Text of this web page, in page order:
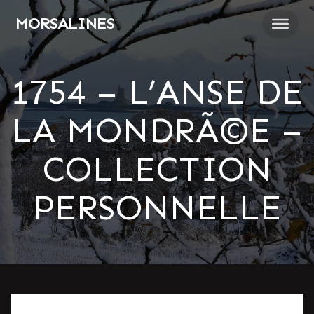
Passer
au
contenu
MORSALINES
1754 – L’ANSE DE
LA MONDRÃ©E –
COLLECTION
PERSONNELLE